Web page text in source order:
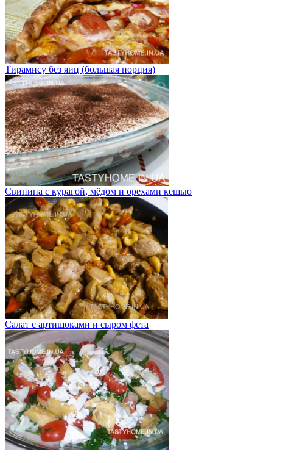
Тирамису без яиц (большая порция)
Свинина с курагой, мёдом и орехами кешью
Салат с артишоками и сыром фета